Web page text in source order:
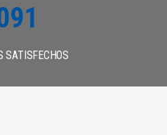
SATISFECHOS